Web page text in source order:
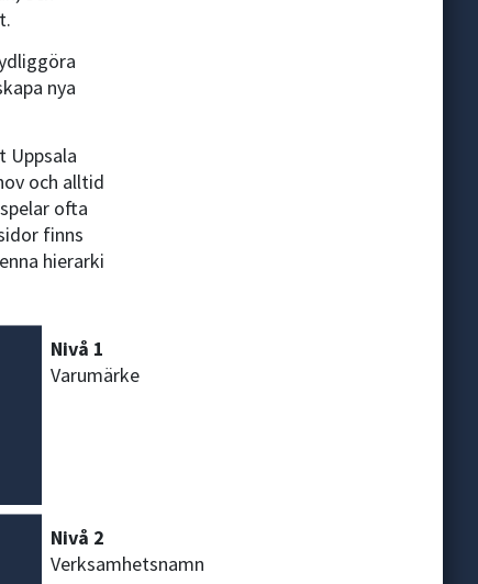
nya
Uppsala
och alltid
ofta
finns
hierarki
Nivå 1
Varumärke
Nivå 2
Verksamhetsnamn